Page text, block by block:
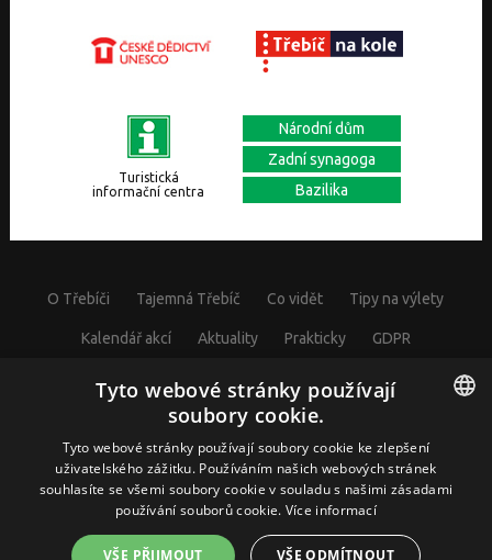
Turistická
informační centra
Národní dům
Zadní synagoga
Bazilika
O Třebíči Tajemná Třebíč Co vidět Tipy na výlety
Kalendář akcí Aktuality Prakticky GDPR
Cookies nastavení
© Visit Třebíč 2017
Město Třebíč, Karlovo nám. 104/55, 67401 Třebíč, IČ: 00290629
CZECH
GERMAN
ENGLISH
Tyto webové stránky používají
soubory cookie.
Tyto webové stránky používají soubory cookie ke zlepšení
uživatelského zážitku. Používáním našich webových stránek
souhlasíte se všemi soubory cookie v souladu s našimi zásadami
používání souborů cookie. Více informací
VŠE PŘIJMOUT VŠE ODMÍTNOUT